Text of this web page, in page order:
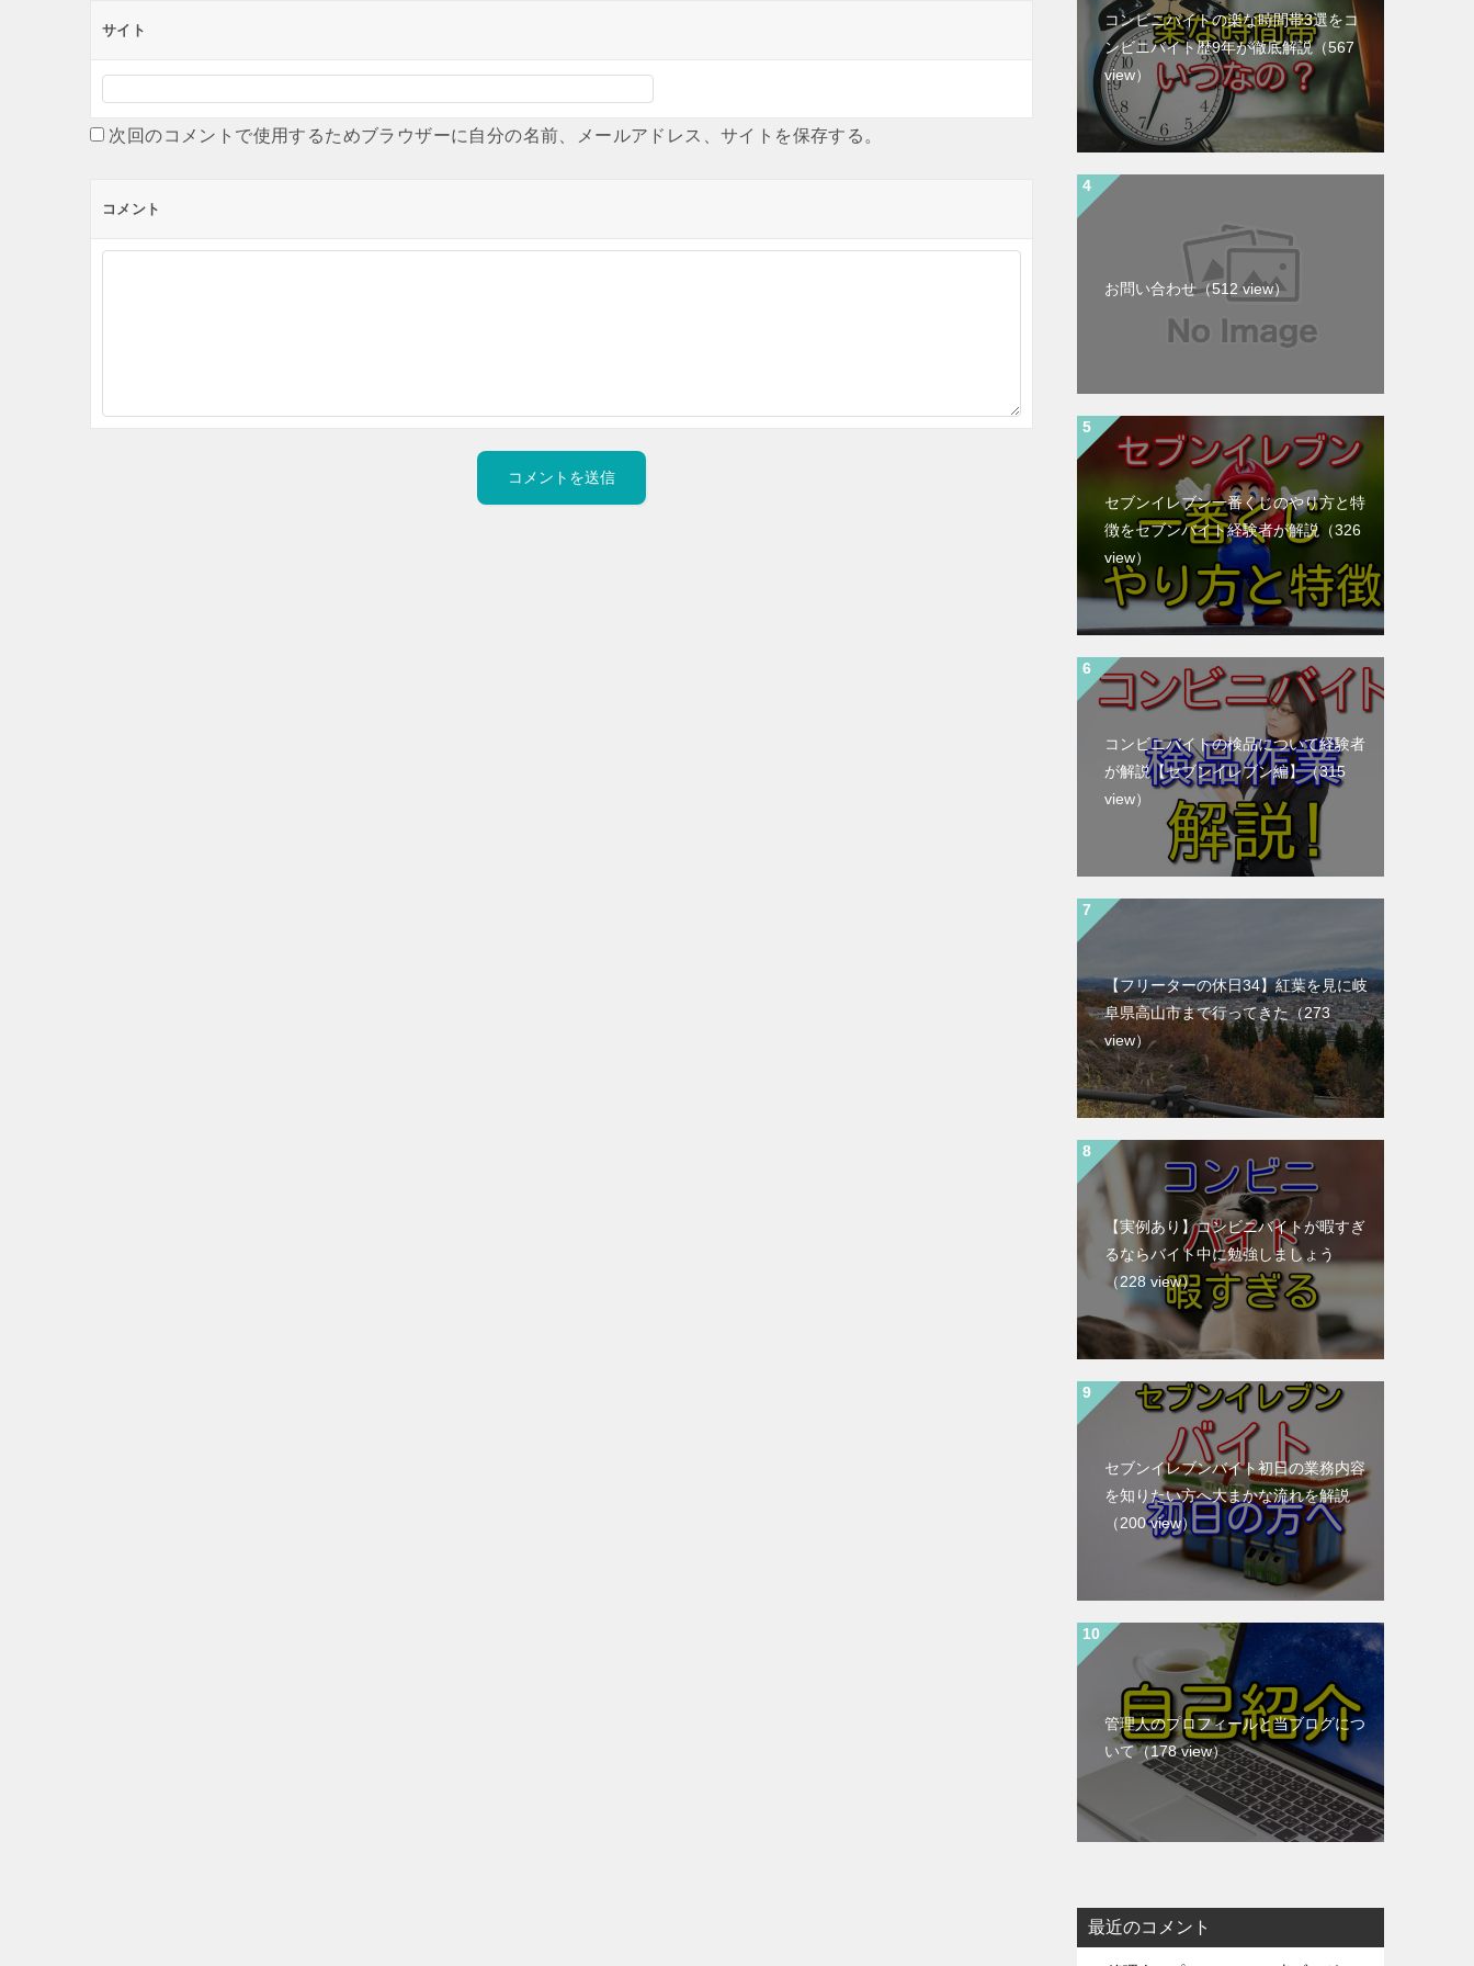
サイト
次回のコメントで使用するためブラウザーに自分の名前、メールアドレス、サイトを保存する。
コメント
コンビニバイトの楽な時間帯3選をコ
ンビニバイト歴9年が徹底解説（567
view）
お問い合わせ（512 view）
セブンイレブン一番くじのやり方と特
徴をセブンバイト経験者が解説（326
view）
コンビニバイトの検品について経験者
が解説【セブンイレブン編】（315
view）
【フリーターの休日34】紅葉を見に岐
阜県高山市まで行ってきた（273
view）
【実例あり】コンビニバイトが暇すぎ
るならバイト中に勉強しましょう
（228 view）
セブンイレブンバイト初日の業務内容
を知りたい方へ大まかな流れを解説
（200 view）
管理人のプロフィールと当ブログにつ
いて（178 view）
最近のコメント